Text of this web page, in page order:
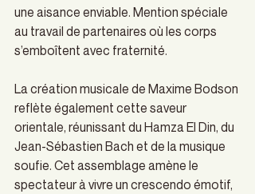
une aisance enviable. Mention spéciale
au travail de partenaires où les corps
s’emboîtent avec fraternité.
La création musicale de Maxime Bodson
reflète également cette saveur
orientale, réunissant du Hamza El Din, du
Jean-Sébastien Bach et de la musique
soufie. Cet assemblage amène le
spectateur à vivre un crescendo émotif,